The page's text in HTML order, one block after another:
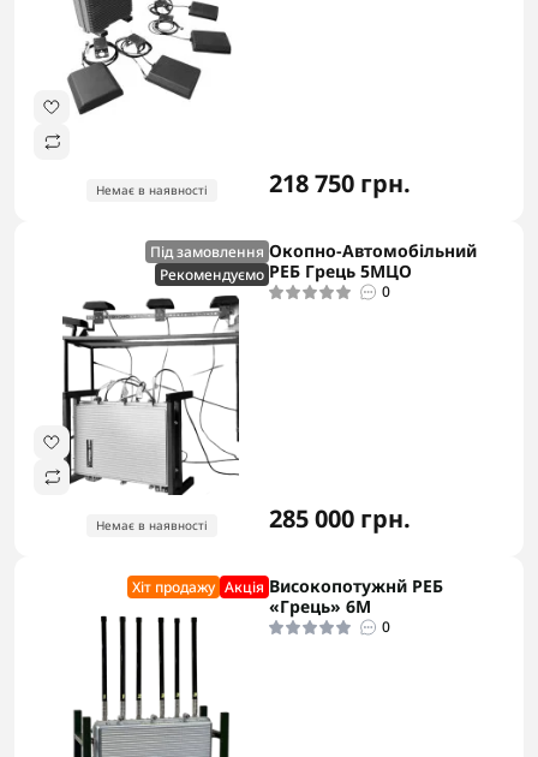
Немає в наявності 218 750 грн.
Під замовлення
Рекомендуємо
Немає в наявності
Окопно-Автомобільний
РЕБ Грець 5MЦО
0
285 000 грн.
Хіт продажу Акцiя Високопотужнй РЕБ
«Грець» 6М
0